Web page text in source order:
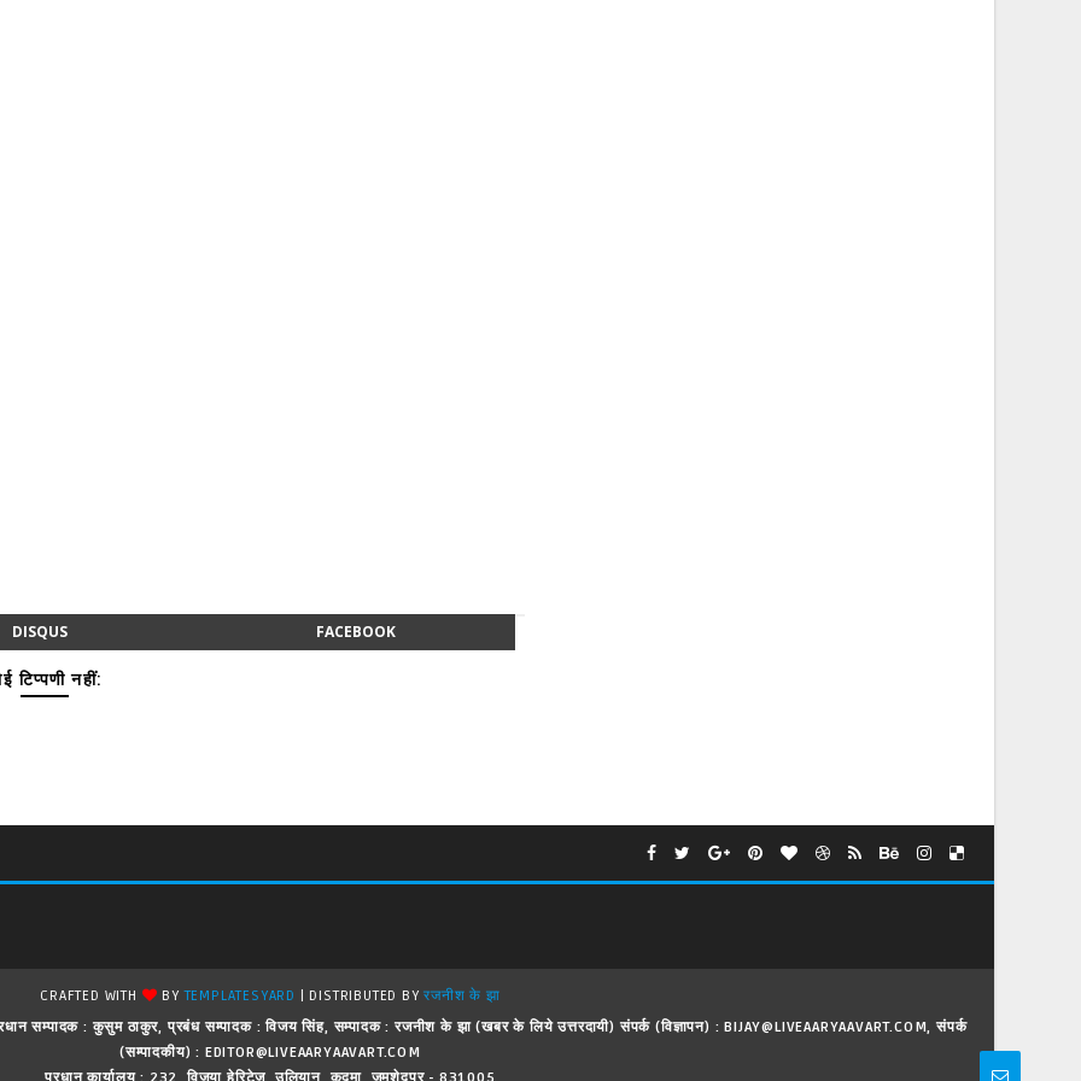
DISQUS FACEBOOK
टिप्पणी नहीं:
CRAFTED WITH BYTEMPLATESYARD | DISTRIBUTED BYरजनीश के झा
सम्पादक : कुसुम ठाकुर, प्रबंध सम्पादक : विजय सिंह, सम्पादक : रजनीश के झा (खबर के लिये उत्तरदायी) संपर्क (विज्ञापन) : BIJAY@LIVEAARYAAVART.COM, संपर्क
(सम्पादकीय) : EDITOR@LIVEAARYAAVART.COM